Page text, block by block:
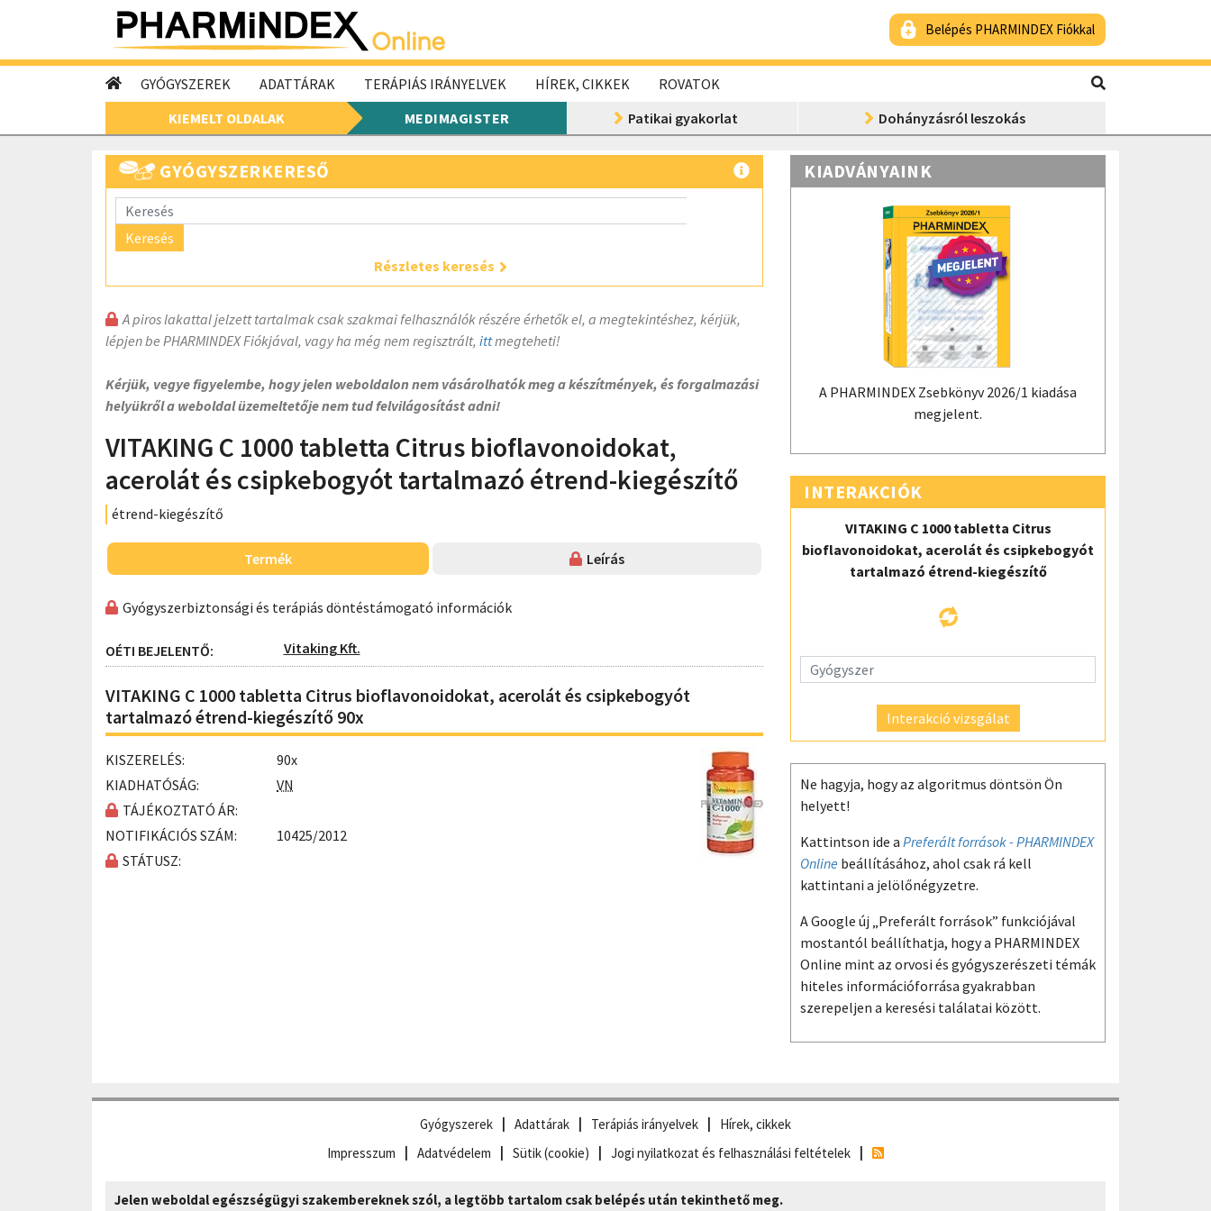
Belépés PHARMINDEX Fiókkal
GYÓGYSZEREK ADATTÁRAK TERÁPIÁS IRÁNYELVEK HÍREK, CIKKEK
ROVATOK
KIEMELT OLDALAK
MEDIMAGISTER Patikai gyakorlat Dohányzásról leszokás
GYÓGYSZERKERESŐ
Keresés
Részletes keresés
A piros lakattal jelzett tartalmak csak szakmai felhasználók részére érhetők el, a megtekintéshez, kérjük,
lépjen be PHARMINDEX Fiókjával, vagy ha még nem regisztrált, ittmegteheti!
Kérjük, vegye figyelembe, hogy jelen weboldalon nem vásárolhatók meg a készítmények, és forgalmazási
helyükről a weboldal üzemeltetője nem tud felvilágosítást adni!
VITAKING C 1000 tabletta Citrus bioflavonoidokat,
acerolát és csipkebogyót tartalmazó étrend-kiegészítő
étrend-kiegészítő
Termék Leírás
Gyógyszerbiztonsági és terápiás döntéstámogató információk
OÉTI BEJELENTŐ: Vitaking Kft.
VITAKING C 1000 tabletta Citrus bioflavonoidokat, acerolát és csipkebogyót
tartalmazó étrend-kiegészítő 90x
KISZERELÉS:
90x
KIADHATÓSÁG:
VN
TÁJÉKOZTATÓ ÁR:
NOTIFIKÁCIÓS SZÁM:
10425/2012
STÁTUSZ:
KIADVÁNYAINK
A PHARMINDEX Zsebkönyv 2026/1 kiadása
megjelent.
INTERAKCIÓK
VITAKING C 1000 tabletta Citrus
bioflavonoidokat, acerolát és csipkebogyót
tartalmazó étrend-kiegészítő
Interakció vizsgálat
Ne hagyja, hogy az algoritmus döntsön Ön
helyett!
Kattintson ide a Preferált források - PHARMINDEX
Online beállításához, ahol csak rá kell
kattintani a jelölőnégyzetre.
A Google új „Preferált források” funkciójával
mostantól beállíthatja, hogy a PHARMINDEX
Online mint az orvosi és gyógyszerészeti témák
hiteles információforrása gyakrabban
szerepeljen a keresési találatai között.
Gyógyszerek Adattárak Terápiás irányelvek
Hírek, cikkek
Impresszum
Adatvédelem Sütik (cookie) Jogi nyilatkozat és felhasználási feltételek
Jelen weboldal egészségügyi szakembereknek szól, a legtöbb tartalom csak belépés után tekinthető meg.